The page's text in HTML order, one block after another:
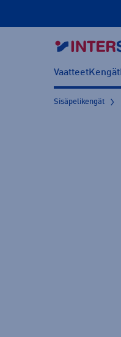
VaatteetKengät
Sisäpelikengät